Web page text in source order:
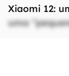
Xiaomi 12:
uma